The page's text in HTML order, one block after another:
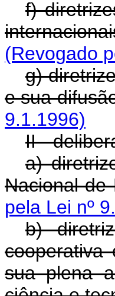
f)
(Revogado
g)
e sua
9.1.1996)
II -
a)
Nacional de
pela Lei nº
b)
cooperativa
sua plena